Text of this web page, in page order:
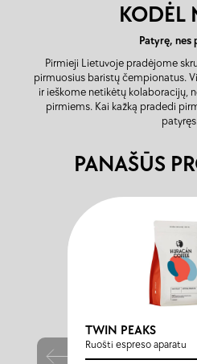
KODĖL
Patyrę, nes
Pirmieji Lietuvoje pradėjome
pirmuosius baristų čempionatus.
ir ieškome netikėtų kolaboracijų,
pirmiems. Kai kažką pradedi
PANAŠŪS
TWIN PEAKS
Ruošti espreso aparatu